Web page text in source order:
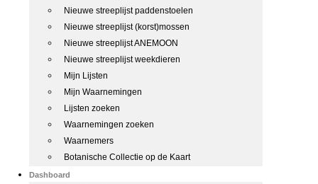
Nieuwe streeplijst paddenstoelen
Nieuwe streeplijst (korst)mossen
Nieuwe streeplijst ANEMOON
Nieuwe streeplijst weekdieren
Mijn Lijsten
Mijn Waarnemingen
Lijsten zoeken
Waarnemingen zoeken
Waarnemers
Botanische Collectie op de Kaart
Dashboard